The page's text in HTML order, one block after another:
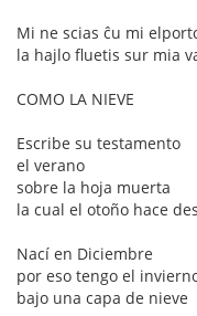
Mi ne scias ĉu mi
la hajlo fluetis sur mia
COMO LA NIEVE
Escribe su testamento
el verano
sobre la hoja muerta
la cual el otoño hace
Nací en Diciembre
por eso tengo el
bajo una capa de nieve